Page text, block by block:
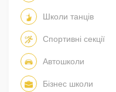
Школи танців
Спортивні секції
Автошколи
Бізнес школи